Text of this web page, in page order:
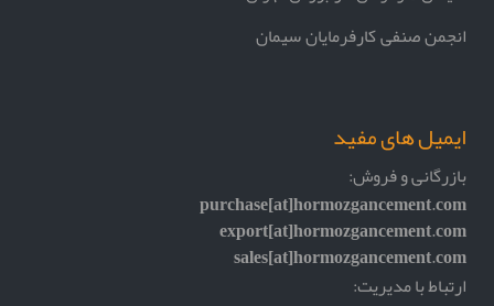
انجمن صنفی کارفرمایان سیمان
ایمیل های مفید
بازرگانی و فروش:
purchase[at]hormozgancement.com
export[at]hormozgancement.com
sales[at]hormozgancement.com
ارتباط با مدیریت: